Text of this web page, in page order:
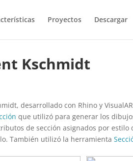
Proyectos Descargar
Kschmidt
desarrollado con Rhino y
que utilizó para generar los
de sección asignados por
También utilizó la herramienta